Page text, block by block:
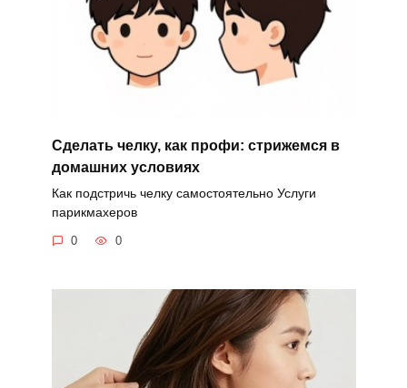
Сделать челку, как профи: стрижемся в
домашних условиях
Как подстричь челку самостоятельно Услуги
парикмахеров
0 0